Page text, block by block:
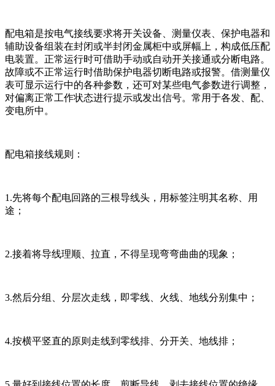
配电箱是按电气接线要求将开关设备、测量仪表、保护电器和
辅助设备组装在封闭或半封闭金属柜中或屏幅上，构成低压配
电装置。正常运行时可借助手动或自动开关接通或分断电路。
故障或不正常运行时借助保护电器切断电路或报警。借测量仪
表可显示运行中的各种参数，还可对某些电气参数进行调整，
对偏离正常工作状态进行提示或发出信号。常用于各发、配、
变电所中。
配电箱接线规则：
1.先将每个配电回路的三根导线头，用标签注明其名称、用
途；
2.接着将导线理顺、拉直，不得呈现弯弯曲曲的现象；
3.然后分组、分层次走线，即零线、火线、地线分别集中；
4.按横平竖直的原则走线到零线排、分开关、地线排；